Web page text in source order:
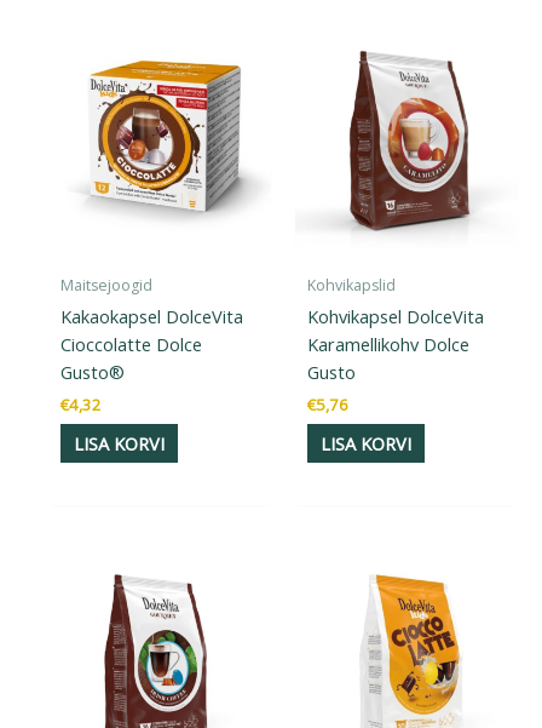
Maitsejoogid
Kakaokapsel DolceVita
Cioccolatte Dolce
Gusto®
€4,32
LISA KORVI
Kohvikapslid
Kohvikapsel DolceVita
Karamellikohv Dolce
Gusto
€5,76
LISA KORVI